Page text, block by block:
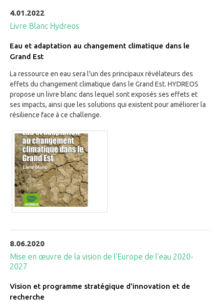
4.01.2022
Livre Blanc Hydreos
Eau et adaptation au changement climatique dans le
Grand Est
La ressource en eau sera l’un des principaux révélateurs des
effets du changement climatique dans le Grand Est. HYDREOS
propose un livre blanc dans lequel sont exposés ses effets et
ses impacts, ainsi que les solutions qui existent pour améliorer la
résilience face à ce challenge.
8.06.2020
Mise en œuvre de la vision de l'Europe de l'eau 2020-
2027
Vision et programme stratégique d'innovation et de
recherche